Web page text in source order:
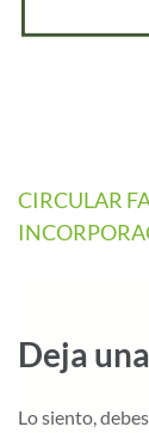
CIRCULAR
Deja
Lo siento,